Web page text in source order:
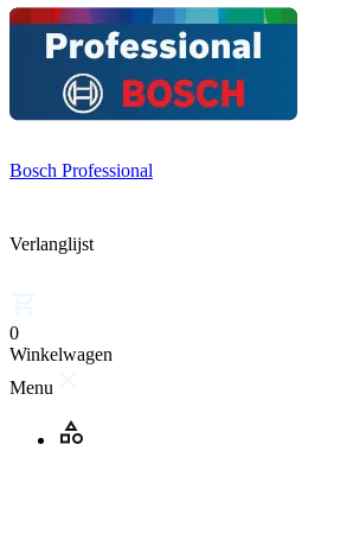
Bosch Professional
Verlanglijst
0
Winkelwagen
Menu